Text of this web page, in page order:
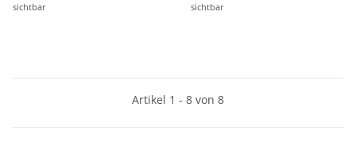
sichtbar
sichtbar
Artikel 1 - 8 von 8